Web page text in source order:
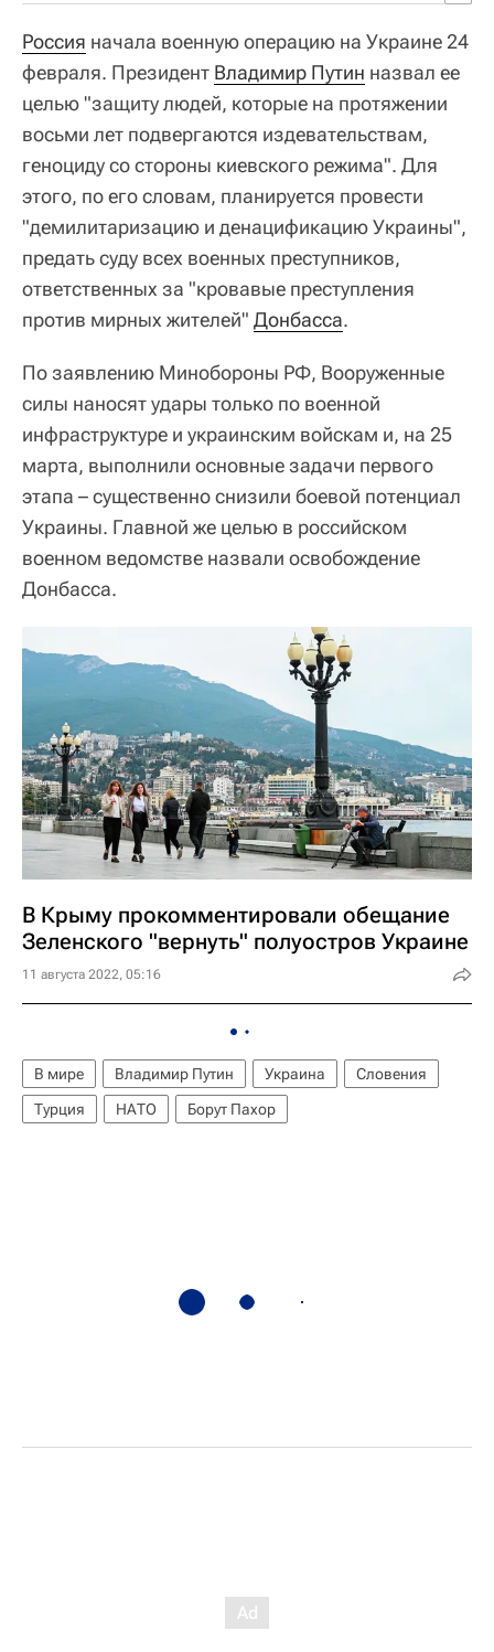
Россия начала военную операцию на Украине 24
февраля. Президент Владимир Путин назвал ее
целью "защиту людей, которые на протяжении
восьми лет подвергаются издевательствам,
геноциду со стороны киевского режима". Для
этого, по его словам, планируется провести
"демилитаризацию и денацификацию Украины",
предать суду всех военных преступников,
ответственных за "кровавые преступления
против мирных жителей" Донбасса.
По заявлению Минобороны РФ, Вооруженные
силы наносят удары только по военной
инфраструктуре и украинским войскам и, на 25
марта, выполнили основные задачи первого
этапа – существенно снизили боевой потенциал
Украины. Главной же целью в российском
военном ведомстве назвали освобождение
Донбасса.
В Крыму прокомментировали обещание
Зеленского "вернуть" полуостров Украине
11 августа 2022, 05:16
В мире Владимир Путин Украина
Словения
Турция
НАТО Борут Пахор